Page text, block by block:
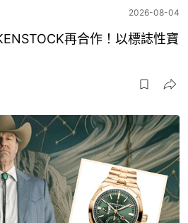
2026-08-04
再合作！以標誌性寶